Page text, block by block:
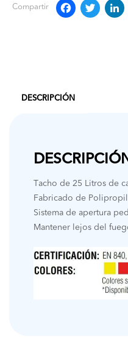
Compartir
DESCRIPCIÓN
Tacho de 25 Litros de
Fabricado de
Sistema de apertura
Mantener lejos del